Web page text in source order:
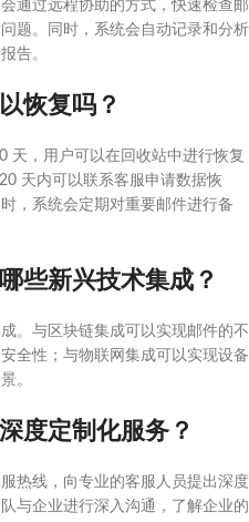
通过远程协助的方式，快速检查邮
题。同时，系统会自动记录和分析
告。
恢复吗？
天，用户可以在回收站中进行恢复
天内可以联系客服申请数据恢
，系统会定期对重要邮件进行备
些新兴技术集成？
。与区块链集成可以实现邮件的不
全性；与物联网集成可以实现设备
。
度定制化服务？
热线，向专业的客服人员提出深度
与企业进行深入沟通，了解企业的